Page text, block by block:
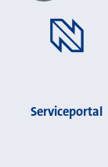
Serviceportal